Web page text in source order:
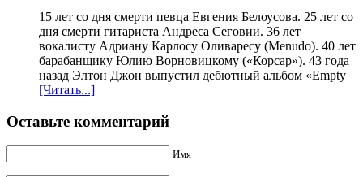
15 лет со дня смерти певца Евгения Белоусова. 25 лет со
дня смерти гитариста Андреса Сеговии. 36 лет
вокалисту Адриану Карлосу Оливаресу (Menudo). 40 лет
барабанщику Юлию Ворновицкому («Корсар»). 43 года
назад Элтон Джон выпустил дебютный альбом «Empty
[Читать...]
Оставьте комментарий
Имя